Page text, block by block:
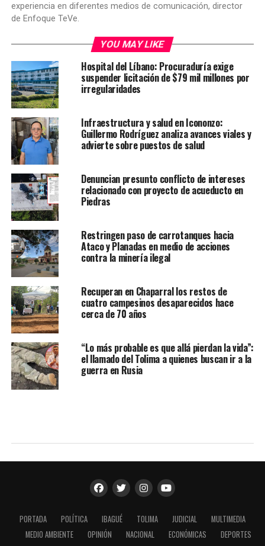
experiencia en diferentes medios de comunicación, director
de Enfoque TeVe.
YOU MAY LIKE
Hospital del Líbano: Procuraduría exige
suspender licitación de $79 mil millones por
irregularidades
Infraestructura y salud en Icononzo:
Guillermo Rodríguez analiza avances viales y
advierte sobre puestos de salud
Denuncian presunto conflicto de intereses
relacionado con proyecto de acueducto en
Piedras
Restringen paso de carrotanques hacia
Ataco y Planadas en medio de acciones
contra la minería ilegal
Recuperan en Chaparral los restos de
cuatro campesinos desaparecidos hace
cerca de 70 años
“Lo más probable es que allá pierdan la vida”:
el llamado del Tolima a quienes buscan ir a la
guerra en Rusia
PORTADA POLÍTICA IBAGUÉ TOLIMA JUDICIAL
MULTIMEDIA
MEDIO AMBIENTE
OPINIÓN NACIONAL ECONÓMICAS
DEPORTES